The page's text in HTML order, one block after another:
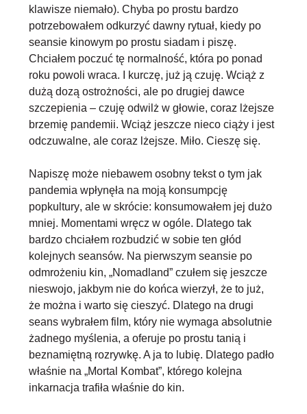
klawisze niemało). Chyba po prostu bardzo
potrzebowałem odkurzyć dawny rytuał, kiedy po
seansie kinowym po prostu siadam i piszę.
Chciałem poczuć tę normalność, która po ponad
roku powoli wraca. I kurczę, już ją czuję. Wciąż z
dużą dozą ostrożności, ale po drugiej dawce
szczepienia – czuję odwilż w głowie, coraz lżejsze
brzemię pandemii. Wciąż jeszcze nieco ciąży i jest
odczuwalne, ale coraz lżejsze. Miło. Cieszę się.
Napiszę może niebawem osobny tekst o tym jak
pandemia wpłynęła na moją konsumpcję
popkultury, ale w skrócie: konsumowałem jej dużo
mniej. Momentami wręcz w ogóle. Dlatego tak
bardzo chciałem rozbudzić w sobie ten głód
kolejnych seansów. Na pierwszym seansie po
odmrożeniu kin, „Nomadland” czułem się jeszcze
nieswojo, jakbym nie do końca wierzył, że to już,
że można i warto się cieszyć. Dlatego na drugi
seans wybrałem film, który nie wymaga absolutnie
żadnego myślenia, a oferuje po prostu tanią i
beznamiętną rozrywkę. A ja to lubię. Dlatego padło
właśnie na „Mortal Kombat”, którego kolejna
inkarnacja trafiła właśnie do kin.